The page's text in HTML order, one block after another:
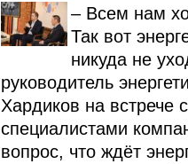
– Всем нам
Так вот
никуда не
руководитель
Хардиков на
специалистами
вопрос, что ждёт